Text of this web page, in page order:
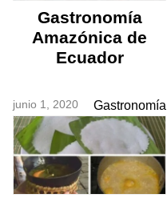
Gastronomía
Amazónica de
Ecuador
junio 1, 2020 Gastronomía